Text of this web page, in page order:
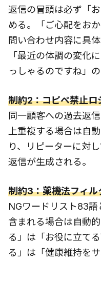
返信の冒頭は必ず「
める。「ご心配をお
問い合わせ内容に具
「最近の体調の変化
っしゃるのですね」の
制約2：コピペ禁止ロ
同一顧客への過去返
上重複する場合は自
り、リピーターに対
返信が生成される。
制約3：薬機法フィル
NGワードリスト83
含まれる場合は自動
る」は「お役に立て
る」は「健康維持を